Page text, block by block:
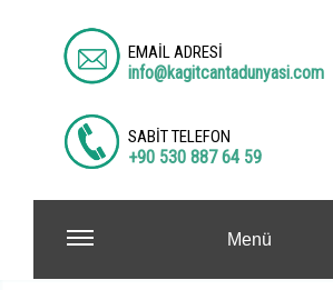
EMAİL ADRESİ
info@kagitcantadunyasi.com
SABİT TELEFON
+90 530 887 64 59
Menü